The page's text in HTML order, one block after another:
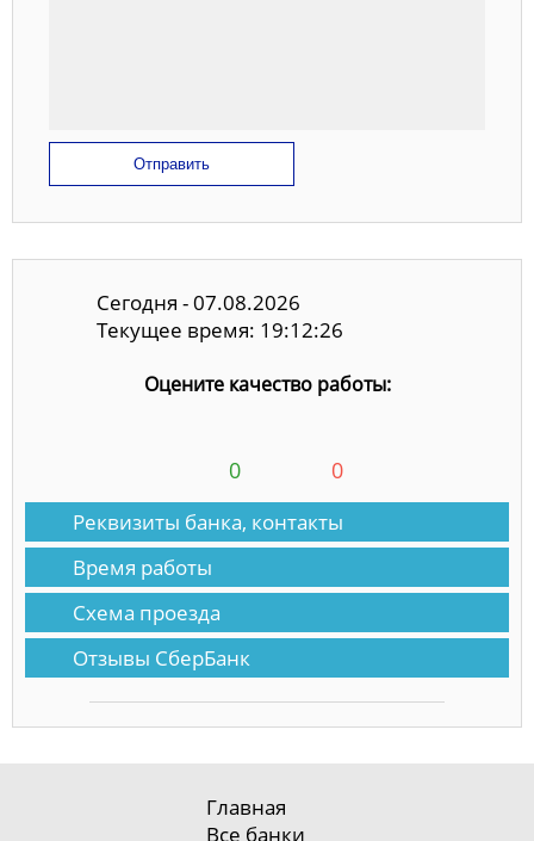
Отправить
Сегодня - 07.08.2026
Текущее время: 19:12:26
Оцените качество работы:
0 0
Реквизиты банка, контакты
Время работы
Схема проезда
Отзывы СберБанк
Главная
Все банки